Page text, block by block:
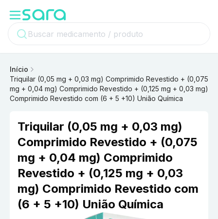
Início
Triquilar (0,05 mg + 0,03 mg) Comprimido Revestido + (0,075
mg + 0,04 mg) Comprimido Revestido + (0,125 mg + 0,03 mg)
Comprimido Revestido com (6 + 5 +10) União Química
Triquilar (0,05 mg + 0,03 mg)
Comprimido Revestido + (0,075
mg + 0,04 mg) Comprimido
Revestido + (0,125 mg + 0,03
mg) Comprimido Revestido com
(6 + 5 +10) União Química